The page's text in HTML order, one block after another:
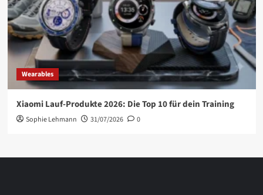
Wearables
Xiaomi Lauf-Produkte 2026: Die Top 10 für dein Training
Sophie Lehmann 31/07/2026 0